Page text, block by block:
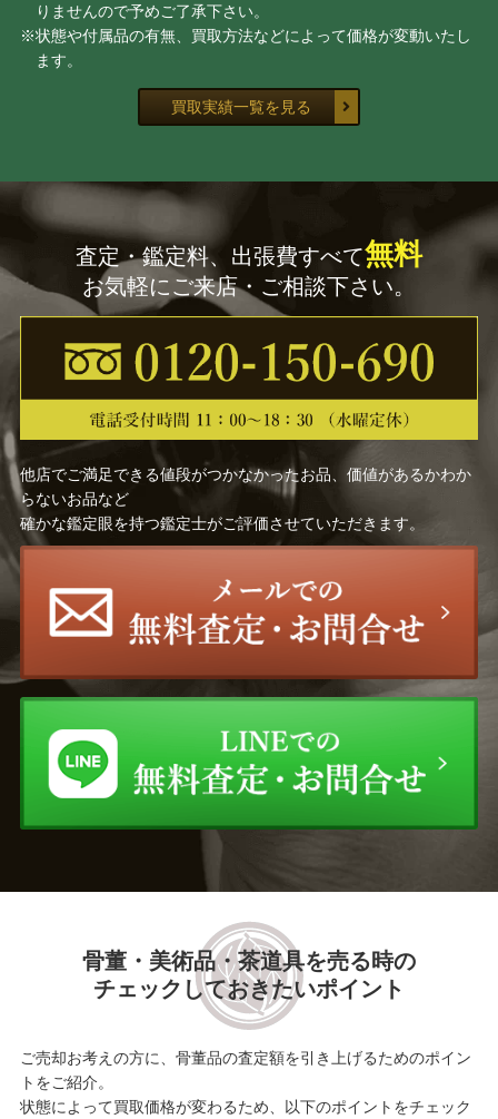
りませんので予めご了承下さい。
※状態や付属品の有無、買取方法などによって価格が変動いたし
ます。
買取実績一覧を見る
査定・鑑定料、出張費すべて無料
お気軽にご来店・ご相談下さい。
他店でご満足できる値段がつかなかったお品、価値があるかわか
らないお品など
確かな鑑定眼を持つ鑑定士がご評価させていただきます。
骨董・美術品・茶道具を売る時の
チェックしておきたいポイント
ご売却お考えの方に、骨董品の査定額を引き上げるためのポイン
トをご紹介。
状態によって買取価格が変わるため、以下のポイントをチェック